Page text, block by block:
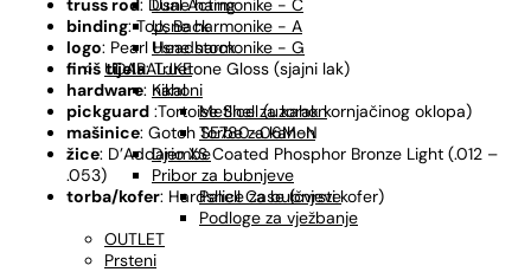
Usne harmonike - C
Usne harmonike - A
Usne harmonike - G
UDARALJKE
Kahoni
Metlice za kahon
Torbe za kahon
Djembe
Pribor za bubnjeve
Palice za bubnjeve
Podloge za vježbanje
OUTLET
Prsteni
truss rod: Dual Acting
binding: Top, Back
logo: Pearl Headstock
finiš tijela: Truetone Gloss (sjajni lak)
hardware: nikal
pickguard :Tortoise Shell (uzorak kornjačinog oklopa)
mašinice: Gotoh SE780-06M-N
žice: D’Addario XS Coated Phosphor Bronze Light (.012 –
.053)
torba/kofer: Hardshell Case (čvrsti kofer)